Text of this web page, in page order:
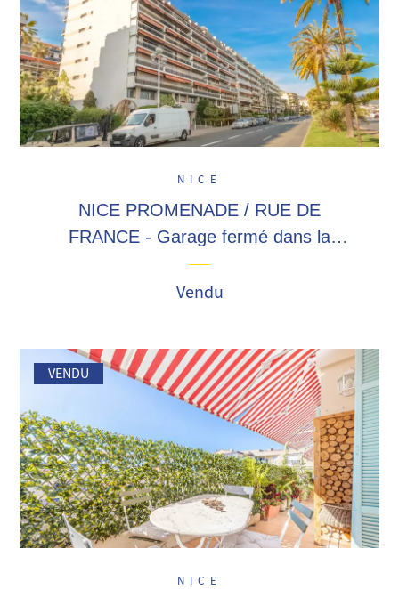
NICE
NICE PROMENADE / RUE DE
FRANCE - Garage fermé dans la
résidence AVIA - Accès facile
Vendu
VENDU
NICE